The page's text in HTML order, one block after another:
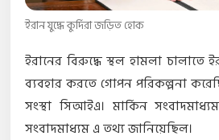
ইরান যুদ্ধে কুর্দিরা জড়িত হোক
ইরানের বিরুদ্ধে স্থল হামলা চালাতে
ব্যবহার করতে গোপন পরিকল্পনা
সংস্থা সিআইএ। মার্কিন
সংবাদমাধ্যম এ তথ্য জানিয়েছিল।